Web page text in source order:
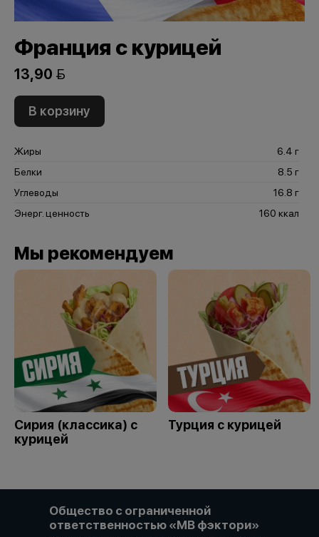
Франция с курицей
13,90 
В корзину
Жиры
6.4 г
Белки
8.5 г
Углеводы
16.8 г
Энерг. ценность
160 ккал
Мы рекомендуем
Сирия (классика) с
курицей
Турция с курицей
Общество с ограниченной
ответственностью «МВ фэктори»